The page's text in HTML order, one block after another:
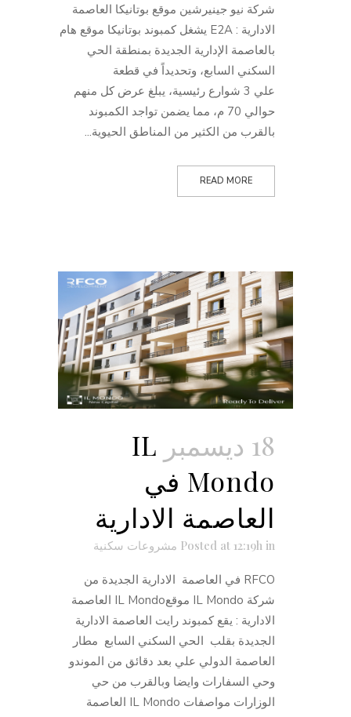
شركة نيو جينيرشين موقع بوتانيكا العاصمة
الادارية : E2A يشغل كمبوند بوتانيكا موقع هام
بالعاصمة الإدارية الجديدة بمنطقة الحي
السكني السابع، وتحديداً في قطعة
علي 3 شوارع رئيسية، يبلغ عرض كل منهم
حوالي 70 م، مما يضمن تواجد الكمبوند
بالقرب من الكثير من المناطق الحيوية...
READ MORE
18 ديسمبر
IL
Mondo في
العاصمة الادارية
Posted at 12:19h in مشروعات سكنية
RFCO في العاصمة الادارية الجديدة من
شركة IL Mondo موقعIL Mondo العاصمة
الادارية : يقع كمبوند رايت العاصمة الادارية
الجديدة بقلب الحي السكني السابع مطار
العاصمة الدولي علي بعد دقائق من الموندو
وحي السفارات وايضا وبالقرب من حي
الوزارات مواصفات IL Mondo العاصمة